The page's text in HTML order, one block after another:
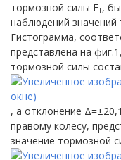
тормозной силы FT,
наблюдений
Гистограмма,
представлена на
тормозной силы
, а отклонение
правому колесу,
значение тормозной